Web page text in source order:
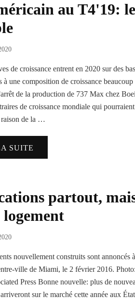
au T4'19:
de croissance entrent en 2020 sur des
à une composition de croissance
de la production de 737 Max chez
de croissance mondiale qui pourraient
raison de la …
SUITE
partout,
logement
nouvellement construits sont annoncés
ville de Miami, le 2 février 2016.
Press Bonne nouvelle: plus de
sur le marché cette année aux